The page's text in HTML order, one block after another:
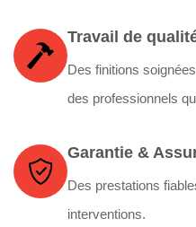
Travail de
Des finitions
des professionnels
Garantie &
Des prestations
interventions.